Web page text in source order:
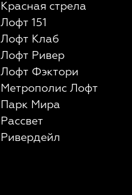
Красная стрела
Лофт 151
Лофт Клаб
Лофт Ривер
Лофт Фэктори
Метрополис Лофт
Парк Мира
Рассвет
Ривердейл